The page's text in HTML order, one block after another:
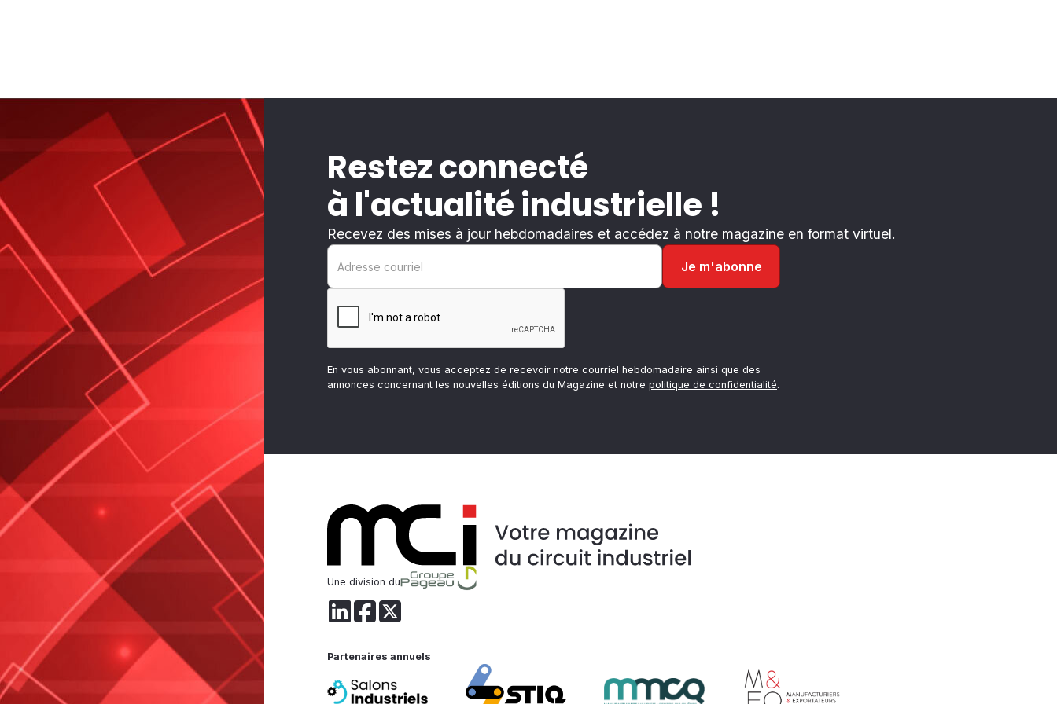
Restez connecté
à l'actualité industrielle !
Recevez des mises à jour hebdomadaires et accédez à notre magazine en format virtuel.
En vous abonnant, vous acceptez de recevoir notre courriel hebdomadaire ainsi que des
annonces concernant les nouvelles éditions du Magazine et notre politique de confidentialité.
Une division du
Partenaires annuels